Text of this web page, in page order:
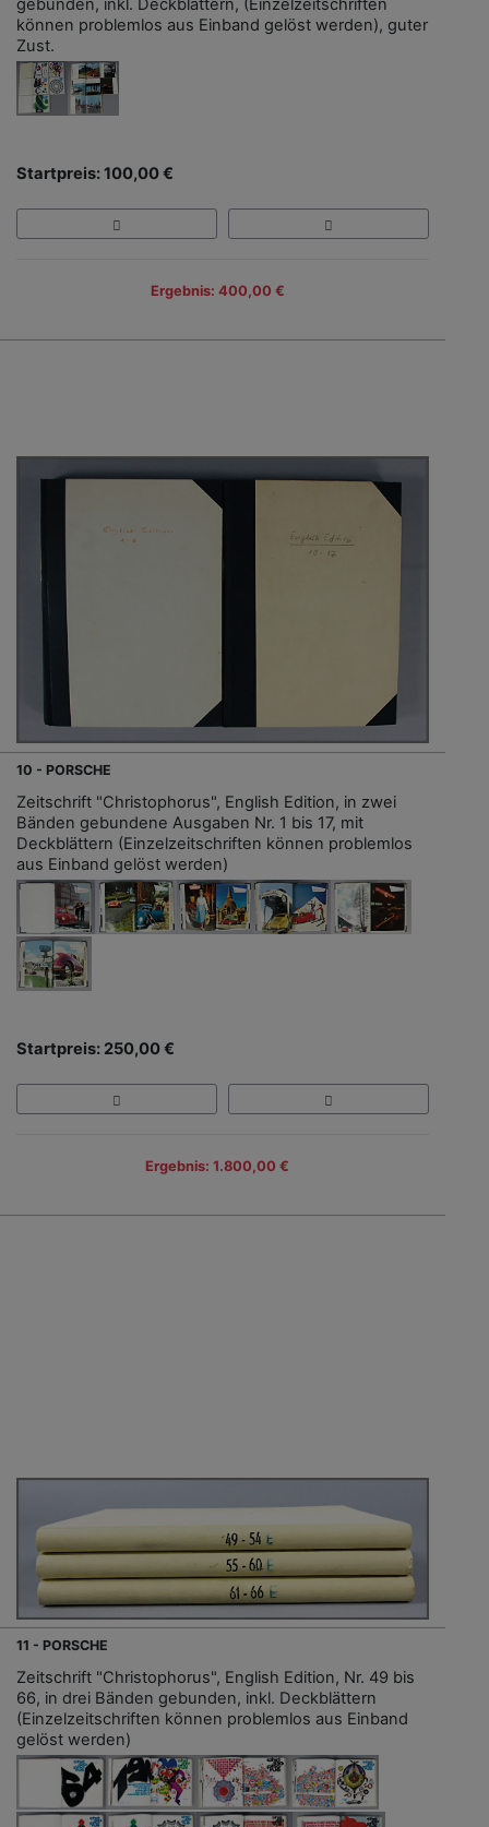
gebunden, inkl. Deckblättern, (Einzelzeitschriften
können problemlos aus Einband gelöst werden), guter
Zust.
Startpreis: 100,00 €
Ergebnis: 400,00 €
10 - PORSCHE
Zeitschrift "Christophorus", English Edition, in zwei
Bänden gebundene Ausgaben Nr. 1 bis 17, mit
Deckblättern (Einzelzeitschriften können problemlos
aus Einband gelöst werden)
Startpreis: 250,00 €
Ergebnis: 1.800,00 €
11 - PORSCHE
Zeitschrift "Christophorus", English Edition, Nr. 49 bis
66, in drei Bänden gebunden, inkl. Deckblättern
(Einzelzeitschriften können problemlos aus Einband
gelöst werden)